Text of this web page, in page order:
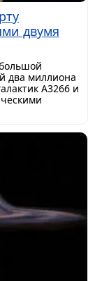
двумя
два миллиона
A3266 и